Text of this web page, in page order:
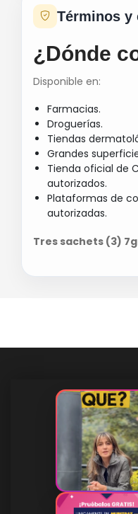
Términos y
¿Dónde
Disponible en:
Farmacias.
Droguerías.
Tiendas
Grandes
Tienda oficial de
autorizados.
Plataformas de
autorizadas.
Tres sachets (3)